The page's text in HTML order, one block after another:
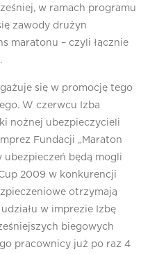
w ramach programu
zawody drużyn
maratonu – czyli łącznie
się w promocję tego
W czerwcu Izba
nożnej ubezpieczycieli
Fundacji „Maraton
ubezpieczeń będą mogli
2009 w konkurencji
otrzymają
w imprezie Izbę
biegowych
pracownicy już po raz 4